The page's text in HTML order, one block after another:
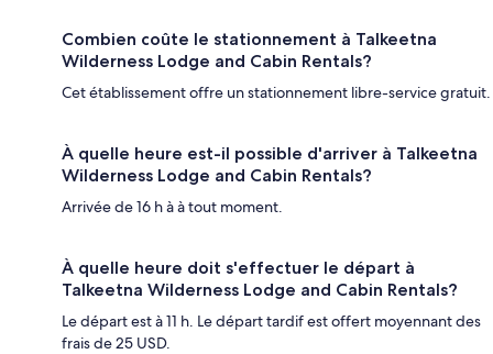
Combien coûte le stationnement à Talkeetna
Wilderness Lodge and Cabin Rentals?
Cet établissement offre un stationnement libre-service gratuit.
À quelle heure est-il possible d'arriver à Talkeetna
Wilderness Lodge and Cabin Rentals?
Arrivée de 16 h à à tout moment.
À quelle heure doit s'effectuer le départ à
Talkeetna Wilderness Lodge and Cabin Rentals?
Le départ est à 11 h. Le départ tardif est offert moyennant des
frais de 25 USD.